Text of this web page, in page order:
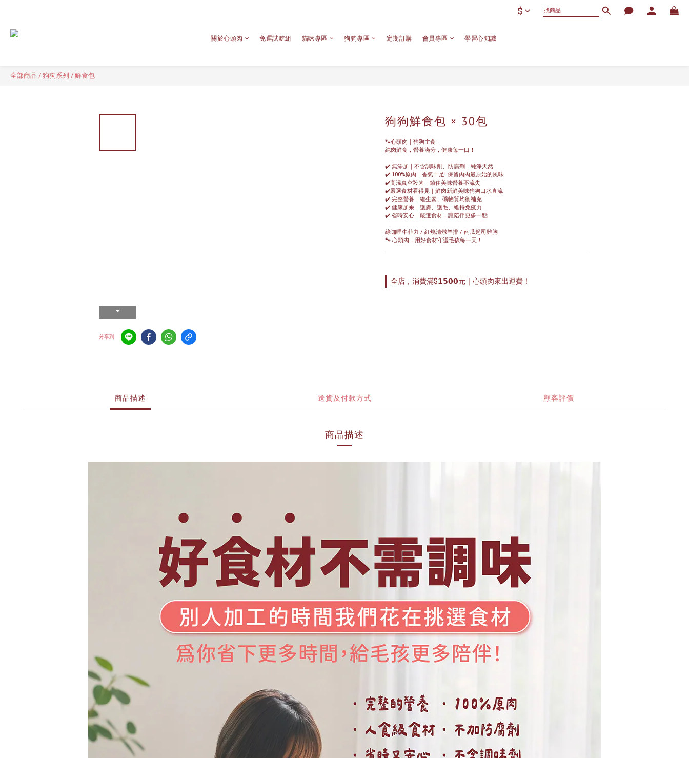
$
關於心頭肉 免運試吃組 貓咪專區 狗狗專區 定期訂購 會員專區 學習心知識
全部商品 / 狗狗系列 / 鮮食包
分享到
狗狗鮮食包 × 30包
🐾心頭肉｜狗狗主食
純肉鮮食，營養滿分，健康每一口！
✔️ 無添加｜不含調味劑、防腐劑，純淨天然
✔️ 100%原肉｜香氣十足! 保留肉肉最原始的風味
✔️高溫真空殺菌｜鎖住美味營養不流失
✔️嚴選食材看得見｜鮮肉新鮮美味狗狗口水直流
✔️ 完整營養｜維生素、礦物質均衡補充
✔️ 健康加乘｜護膚、護毛、維持免疫力
✔️ 省時安心｜嚴選食材，讓陪伴更多一點
綠咖哩牛菲力 / 紅燒清燉羊排 / 南瓜起司雞胸
🐾 心頭肉，用好食材守護毛孩每一天！
全店，消費滿$𝟭𝟱𝟬𝟬元｜心頭肉來出運費！
商品描述 送貨及付款方式 顧客評價
商品描述